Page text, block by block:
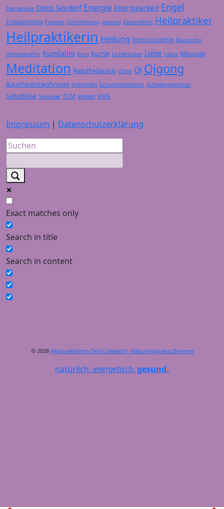
Damanhur Doris Seedorf Energie Energiearbeit Engel
Entspannung Frieden Geistheilung gesund Gesundheit Heilpraktiker
Heilpraktikerin Heilung Homöopathie Klassische
Homöopathie Kundalini Kurs kurse Lichtkörper Liebe Lotus Massage
Meditation Naturheilpraxis Osho Qi Qigong
Raucherentwöhnung Schröpfen Schutzmeditation Schweigeseminar
Selbstliebe Seminar TCM vegan VHS
Impressum | Datenschutzerklärung
Exact matches only
Search in title
Search in content
© 2026 Heilpraktikerin Doris Seedorf- Naturheilpraxis Bremen
natürlich. energetisch. gesund.